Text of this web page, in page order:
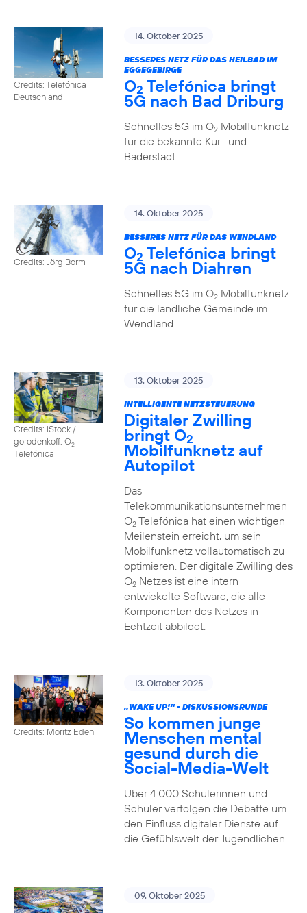
Credits: Telefónica
Deutschland
14. Oktober 2025
BESSERES NETZ FÜR DAS HEILBAD IM
EGGEGEBIRGE
O2 Telefónica bringt
5G nach Bad Driburg
Schnelles 5G im O2Mobilfunknetz
für die bekannte Kur- und
Bäderstadt
Credits: Jörg Borm
14. Oktober 2025
BESSERES NETZ FÜR DAS WENDLAND
O2 Telefónica bringt
5G nach Diahren
Schnelles 5G im O2Mobilfunknetz
für die ländliche Gemeinde im
Wendland
Credits: iStock /
gorodenkoff, O2
Telefónica
13. Oktober 2025
INTELLIGENTE NETZSTEUERUNG
Digitaler Zwilling
bringt O2
Mobilfunknetz auf
Autopilot
Das
Telekommunikationsunternehmen
O2Telefónica hat einen wichtigen
Meilenstein erreicht, um sein
Mobilfunknetz vollautomatisch zu
optimieren. Der digitale Zwilling des
O2Netzes ist eine intern
entwickelte Software, die alle
Komponenten des Netzes in
Echtzeit abbildet.
Credits: Moritz Eden
13. Oktober 2025
„WAKE UP!“ - DISKUSSIONSRUNDE
So kommen junge
Menschen mental
gesund durch die
Social-Media-Welt
Über 4.000 Schülerinnen und
Schüler verfolgen die Debatte um
den Einfluss digitaler Dienste auf
die Gefühlswelt der Jugendlichen.
09. Oktober 2025